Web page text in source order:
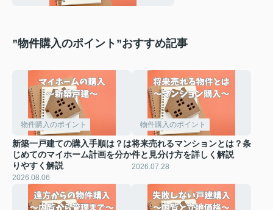
”物件購入のポイント”おすすめ記事
物件購入のポイント
新築一戸建ての購入手順は？は
じめてのマイホーム計画を分か
りやすく解説
2026.08.06
物件購入のポイント
将来売れるマンションとは？条
件と見分け方を詳しく解説
2026.07.28